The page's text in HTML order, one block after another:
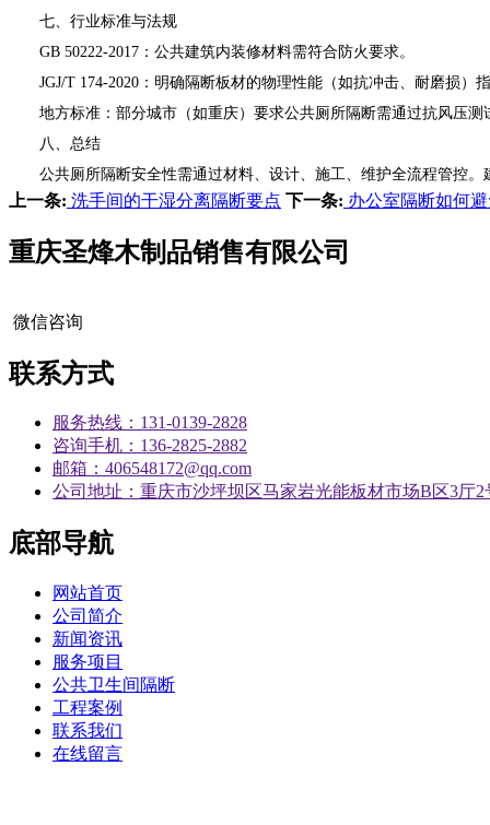
七、行业标准与法规
GB 50222-2017：公共建筑内装修材料需符合防火要求。
JGJ/T 174-2020：明确隔断板材的物理性能（如抗冲击、耐磨损）
地方标准：部分城市（如重庆）要求公共厕所隔断需通过抗风压测
八、总结
公共厕所隔断安全性需通过材料、设计、施工、维护全流程管控。
上一条: 洗手间的干湿分离隔断要点 下一条: 办公室隔断如何
重庆圣烽木制品销售有限公司
微信咨询
联系方式
服务热线：131-0139-2828
咨询手机：136-2825-2882
邮箱：406548172@qq.com
公司地址：重庆市沙坪坝区马家岩光能板材市场B区3厅2
底部导航
网站首页
公司简介
新闻资讯
服务项目
公共卫生间隔断
工程案例
联系我们
在线留言